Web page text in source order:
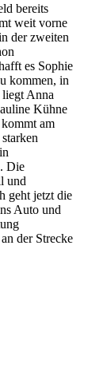
bereits
weit vorne
der zweiten
es Sophie
kommen, in
Anna
Kühne
am
Die
und
geht jetzt die
Auto und
der Strecke